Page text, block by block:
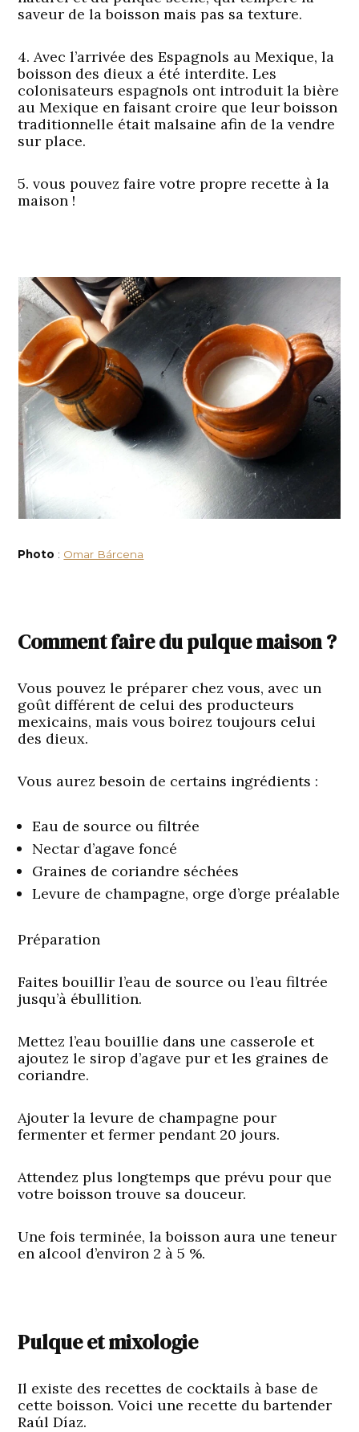
saveur de la boisson mais pas sa texture.
4. Avec l’arrivée des Espagnols au Mexique, la
boisson des dieux a été interdite. Les
colonisateurs espagnols ont introduit la bière
au Mexique en faisant croire que leur boisson
traditionnelle était malsaine afin de la vendre
sur place.
5. vous pouvez faire votre propre recette à la
maison !
Photo : Omar Bárcena
Comment faire du pulque maison ?
Vous pouvez le préparer chez vous, avec un
goût différent de celui des producteurs
mexicains, mais vous boirez toujours celui
des dieux.
Vous aurez besoin de certains ingrédients :
Eau de source ou filtrée
Nectar d’agave foncé
Graines de coriandre séchées
Levure de champagne, orge d’orge préalable
Préparation
Faites bouillir l’eau de source ou l’eau filtrée
jusqu’à ébullition.
Mettez l’eau bouillie dans une casserole et
ajoutez le sirop d’agave pur et les graines de
coriandre.
Ajouter la levure de champagne pour
fermenter et fermer pendant 20 jours.
Attendez plus longtemps que prévu pour que
votre boisson trouve sa douceur.
Une fois terminée, la boisson aura une teneur
en alcool d’environ 2 à 5 %.
Pulque et mixologie
Il existe des recettes de cocktails à base de
cette boisson. Voici une recette du bartender
Raúl Díaz.